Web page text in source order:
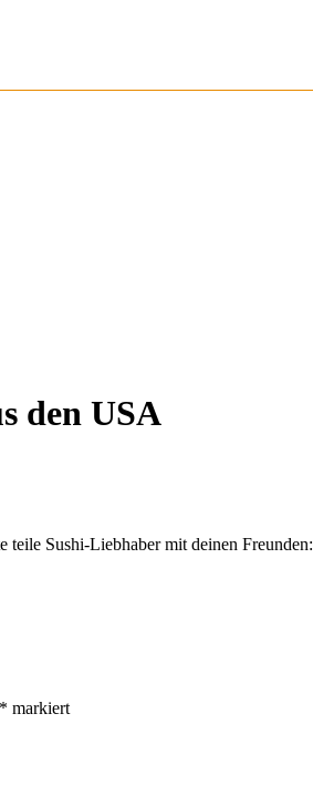
den USA
teile Sushi-Liebhaber mit deinen Freunden:
* markiert